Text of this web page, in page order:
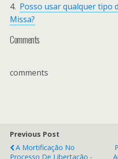
4. Posso usar qualquer tipo
Missa?
Comments
comments
Previous Post
A Mortificação No
Processo De Libertação -